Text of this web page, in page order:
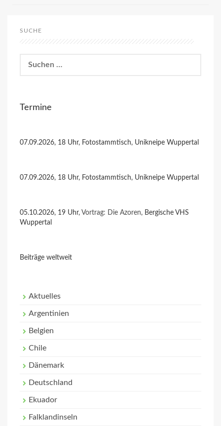
SUCHE
nach:
Termine
07.09.2026, 18 Uhr, Fotostammtisch, Unikneipe Wuppertal
07.09.2026, 18 Uhr, Fotostammtisch, Unikneipe Wuppertal
05.10.2026, 19 Uhr, Vortrag: Die Azoren, Bergische VHS
Wuppertal
Beiträge weltweit
Aktuelles
Argentinien
Belgien
Chile
Dänemark
Deutschland
Ekuador
Falklandinseln